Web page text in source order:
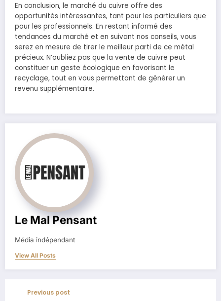
En conclusion, le marché du cuivre offre des
opportunités intéressantes, tant pour les particuliers que
pour les professionnels. En restant informé des
tendances du marché et en suivant nos conseils, vous
serez en mesure de tirer le meilleur parti de ce métal
précieux. N’oubliez pas que la vente de cuivre peut
constituer un geste écologique en favorisant le
recyclage, tout en vous permettant de générer un
revenu supplémentaire.
Le Mal Pensant
Média indépendant
View All Posts
Previous post